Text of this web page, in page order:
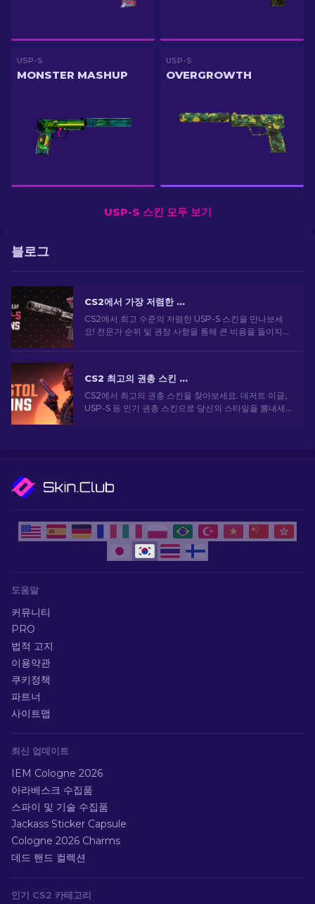
USP-S
MONSTER MASHUP
USP-S
OVERGROWTH
USP-S 스킨 모두 보기
블로그
CS2에서 가장 저렴한 USP-S 스킨: 순위 목록 [2026]
CS2에서 최고 수준의 저렴한 USP-S 스킨을 만나보세
요! 전문가 순위 및 권장 사항을 통해 큰 비용을 들이지
CS2 최고의 권총 스킨 [2026]
CS2에서 최고의 권총 스킨을 찾아보세요. 데저트 이글,
USP-S 등 인기 권총 스킨으로 당신의 스타일을 뽐내세
도움말
커뮤니티
PRO
법적 고지
이용약관
쿠키정책
파트너
사이트맵
최신 업데이트
IEM Cologne 2026
아라베스크 수집품
스파이 및 기술 수집품
Jackass Sticker Capsule
Cologne 2026 Charms
데드 핸드 컬렉션
인기 CS2 카테고리